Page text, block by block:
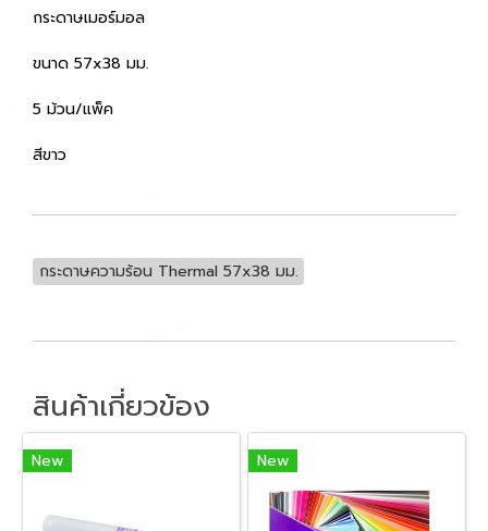
กระดาษเมอร์มอล
ขนาด 57x38 มม.
5 ม้วน/แพ็ค
สีขาว
กระดาษความร้อน Thermal 57x38 มม.
สินค้าเกี่ยวข้อง
New New